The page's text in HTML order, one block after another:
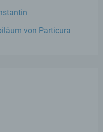
von Particura
von
dabei an den
bei dem
und für
kann die